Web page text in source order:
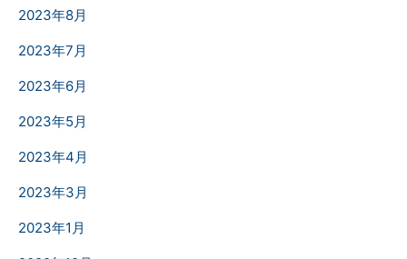
2023年8月
2023年7月
2023年6月
2023年5月
2023年4月
2023年3月
2023年1月